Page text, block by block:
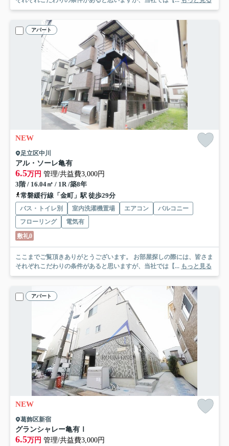
アパート
NEW
足立区中川
アル・ソーレ亀有
6.5万円 管理/共益費3,000円
3階 / 16.04㎡ / 1R /築8年
常磐緩行線「金町」駅 徒歩29分
バス・トイレ別 室内洗濯機置場 エアコン
バルコニー
フローリング
電気有
敷礼0
ここまでご覧頂きありがとうございます。 お部屋探しの際には、皆さま
それぞれこだわりの条件があると思いますが、当社では【... もっと見る
アパート
NEW
葛飾区新宿
グランシャレー亀有Ⅰ
6.5万円 管理/共益費3,000円